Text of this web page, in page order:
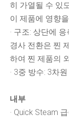
히 가열될 수 있
이 제품에 영향
· 구조: 상단에
경사 전환은 찐
하여 찐 제품의
· 3중 방수: 3차
내부
· Quick Steam